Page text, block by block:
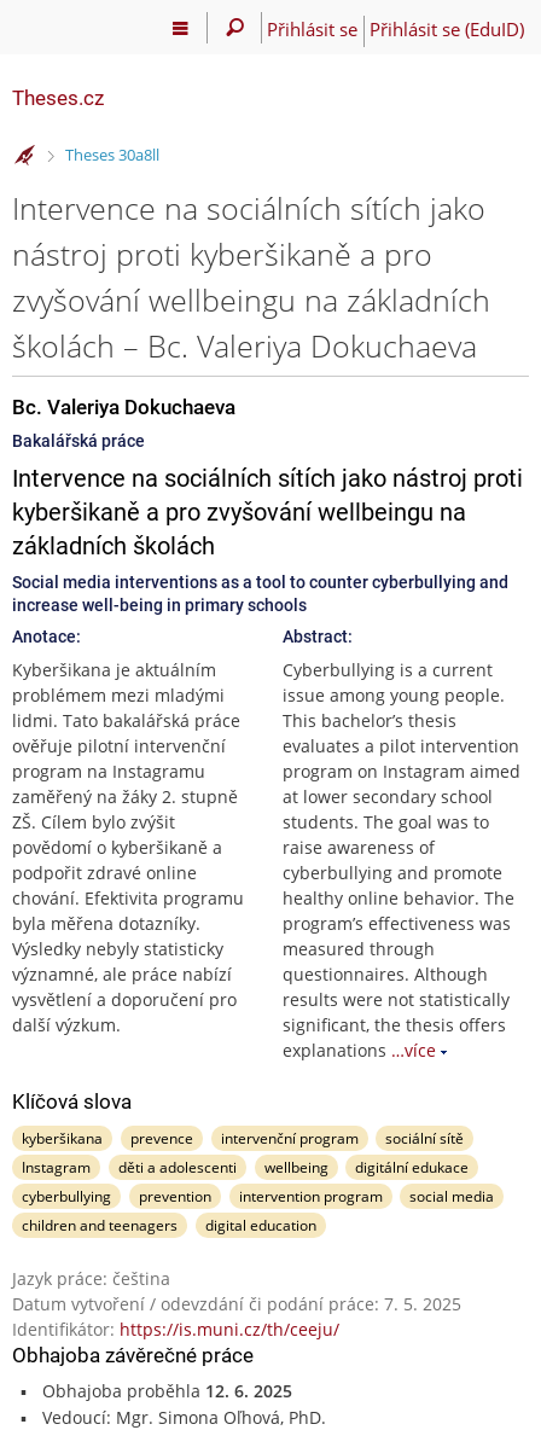
Přihlásit se Přihlásit se (EduID)
Theses.cz
>
Theses 30a8ll
Intervence na sociálních sítích jako
nástroj proti kyberšikaně a pro
zvyšování wellbeingu na základních
školách – Bc. Valeriya Dokuchaeva
Bc. Valeriya Dokuchaeva
Bakalářská práce
Intervence na sociálních sítích jako nástroj proti
kyberšikaně a pro zvyšování wellbeingu na
základních školách
Social media interventions as a tool to counter cyberbullying and
increase well-being in primary schools
Anotace:
Kyberšikana je aktuálním
problémem mezi mladými
lidmi. Tato bakalářská práce
ověřuje pilotní intervenční
program na Instagramu
zaměřený na žáky 2. stupně
ZŠ. Cílem bylo zvýšit
povědomí o kyberšikaně a
podpořit zdravé online
chování. Efektivita programu
byla měřena dotazníky.
Výsledky nebyly statisticky
významné, ale práce nabízí
vysvětlení a doporučení pro
další výzkum.
Abstract:
Cyberbullying is a current
issue among young people.
This bachelor’s thesis
evaluates a pilot intervention
program on Instagram aimed
at lower secondary school
students. The goal was to
raise awareness of
cyberbullying and promote
healthy online behavior. The
program’s effectiveness was
measured through
questionnaires. Although
results were not statistically
significant, the thesis offers
explanations …více
Klíčová slova
kyberšikana prevence intervenční program
sociální sítě
Instagram
děti a adolescenti wellbeing
digitální edukace
cyberbullying
prevention intervention program
social media
children and teenagers
digital education
Jazyk práce: čeština
Datum vytvoření / odevzdání či podání práce: 7. 5. 2025
Identifikátor: https://is.muni.cz/th/ceeju/
Obhajoba závěrečné práce
Obhajoba proběhla 12. 6. 2025
Vedoucí: Mgr. Simona Oľhová, PhD.